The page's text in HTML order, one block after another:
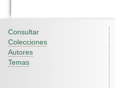
Consultar
Colecciones
Autores
Temas